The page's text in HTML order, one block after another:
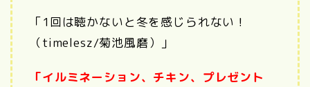
「1回は聴かないと冬を感じられない！
（timelesz/菊池風磨）」
「イルミネーション、チキン、プレゼント